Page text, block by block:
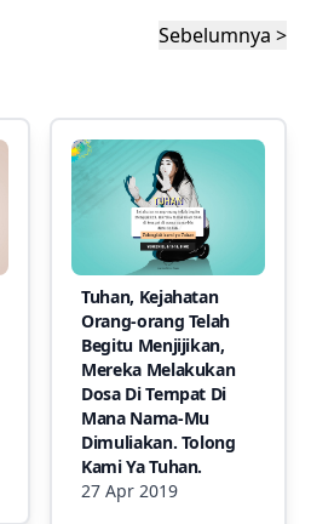
Sebelumnya >
Tuhan, Kejahatan
Orang-orang Telah
Begitu Menjijikan,
Mereka Melakukan
Dosa Di Tempat Di
Mana Nama-Mu
Dimuliakan. Tolong
Kami Ya Tuhan.
27 Apr 2019